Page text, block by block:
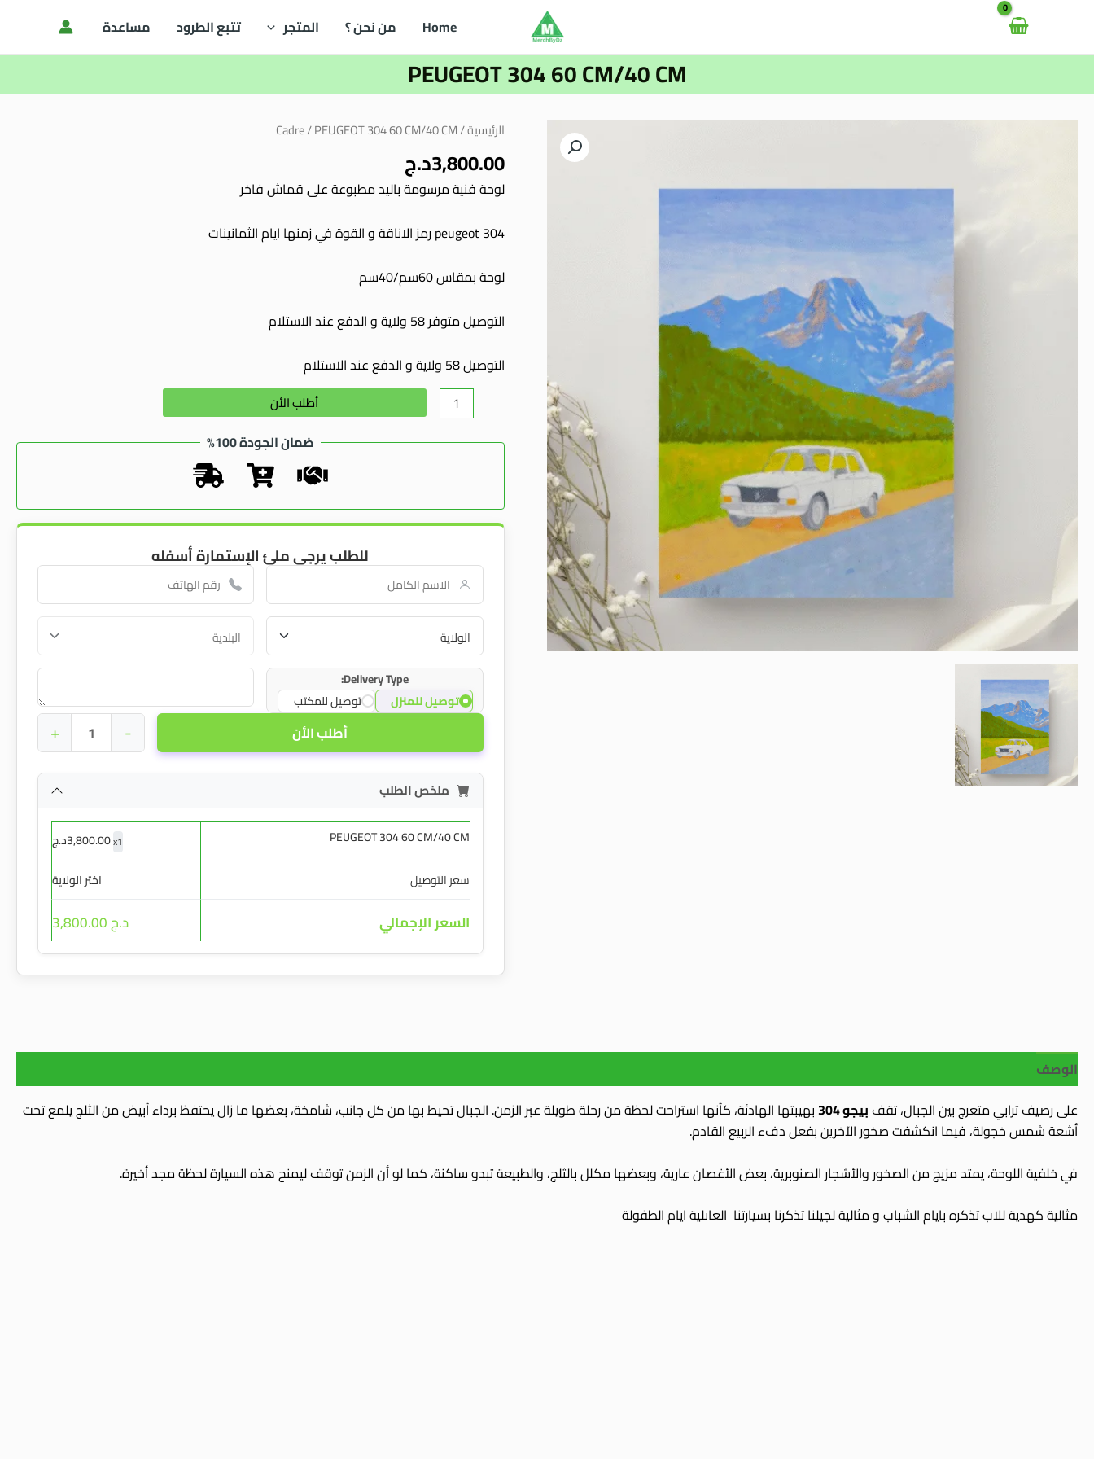
المحتوى
Home من نحن ؟ المتجر تتبع الطرود مساعدة
PEUGEOT 304 60 CM/40 CM
الرئيسية/
Cadre/ PEUGEOT 304 60 CM/40 CM
3,800.00د.ج
لوحة فنية مرسومة باليد مطبوعة على قماش فاخر
peugeot 304 رمز الاناقة و القوة في زمنها ايام الثمانينات
لوحة بمقاس 60سم/40سم
التوصيل متوفر 58 ولاية و الدفع عند الاستلام
التوصيل 58 ولاية و الدفع عند الاستلام
كمية
PEUGEOT
304
60
CM
أطلب الأن
ضمان الجودة 100%
للطلب يرجى ملئ الإستمارة أسفله
Delivery Type:
توصيل للمنزل
توصيل للمكتب
أطلب الأن -
+
ملخص الطلب
PEUGEOT 304 60 CM/40 CM
x1
3,800.00د.ج
سعر التوصيل
اختر الولاية
السعر الإجمالي د.ج 3,800.00
الوصف
على رصيف ترابي متعرج بين الجبال، تقفبيجو 304
بهيبتها الهادئة، كأنها استراحت لحظة من رحلة طويلة عبر الزمن. الجبال تحيط بها من كل جانب، شامخة، بعضها ما زال يحتفظ برداء أبيض من الثلج يلمع تحت
أشعة شمس خجولة، فيما انكشفت صخور الآخرين بفعل دفء الربيع القادم.
في خلفية اللوحة، يمتد مزيج من الصخور والأشجار الصنوبرية، بعض الأغصان عارية، وبعضها مكلل بالثلج، والطبيعة تبدو ساكنة، كما لو أن الزمن توقف ليمنح هذه السيارة لحظة مجد أخيرة.
مثالية كهدية للاب تذكره بايام الشباب و مثالية لجيلنا تذكرنا بسيارتنا العاىلية ايام الطفولة